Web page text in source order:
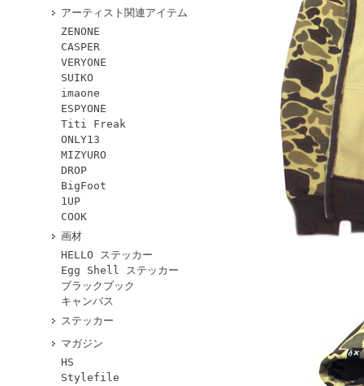
アーティスト関連アイテム
ZENONE
CASPER
VERYONE
SUIKO
imaone
ESPYONE
Titi Freak
ONLY13
MIZYURO
DROP
BigFoot
1UP
COOK
画材
HELLO ステッカー
Egg Shell ステッカー
ブラックブック
キャンバス
ステッカー
マガジン
HS
Stylefile